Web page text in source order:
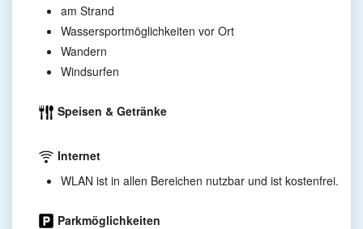
am Strand
Wassersportmöglichkeiten vor Ort
Wandern
Windsurfen
Speisen & Getränke
Internet
WLAN ist in allen Bereichen nutzbar und ist kostenfrei.
Parkmöglichkeiten